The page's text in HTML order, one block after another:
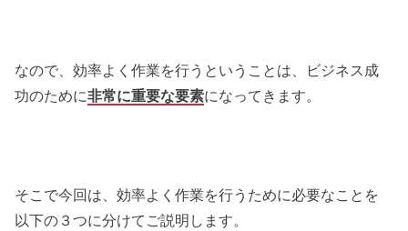
なので、効率よく作業を行うということは、ビジネス成
功のために非常に重要な要素になってきます。
そこで今回は、効率よく作業を行うために必要なことを
以下の３つに分けてご説明します。